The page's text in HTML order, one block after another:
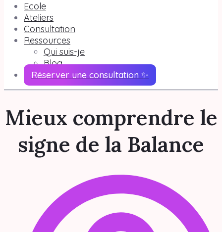
Ecole
Ateliers
Consultation
Ressources
Qui suis-je
Blog
Réserver une consultation ✨
Mieux comprendre le
signe de la Balance